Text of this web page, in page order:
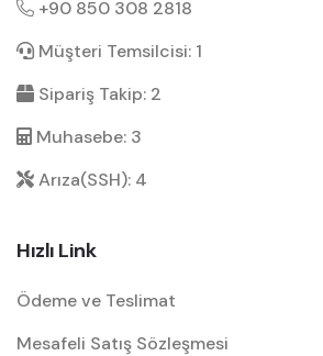
+90 850 308 2818
Müşteri Temsilcisi: 1
Sipariş Takip: 2
Muhasebe: 3
Arıza(SSH): 4
Hızlı Link
Ödeme ve Teslimat
Mesafeli Satış Sözleşmesi